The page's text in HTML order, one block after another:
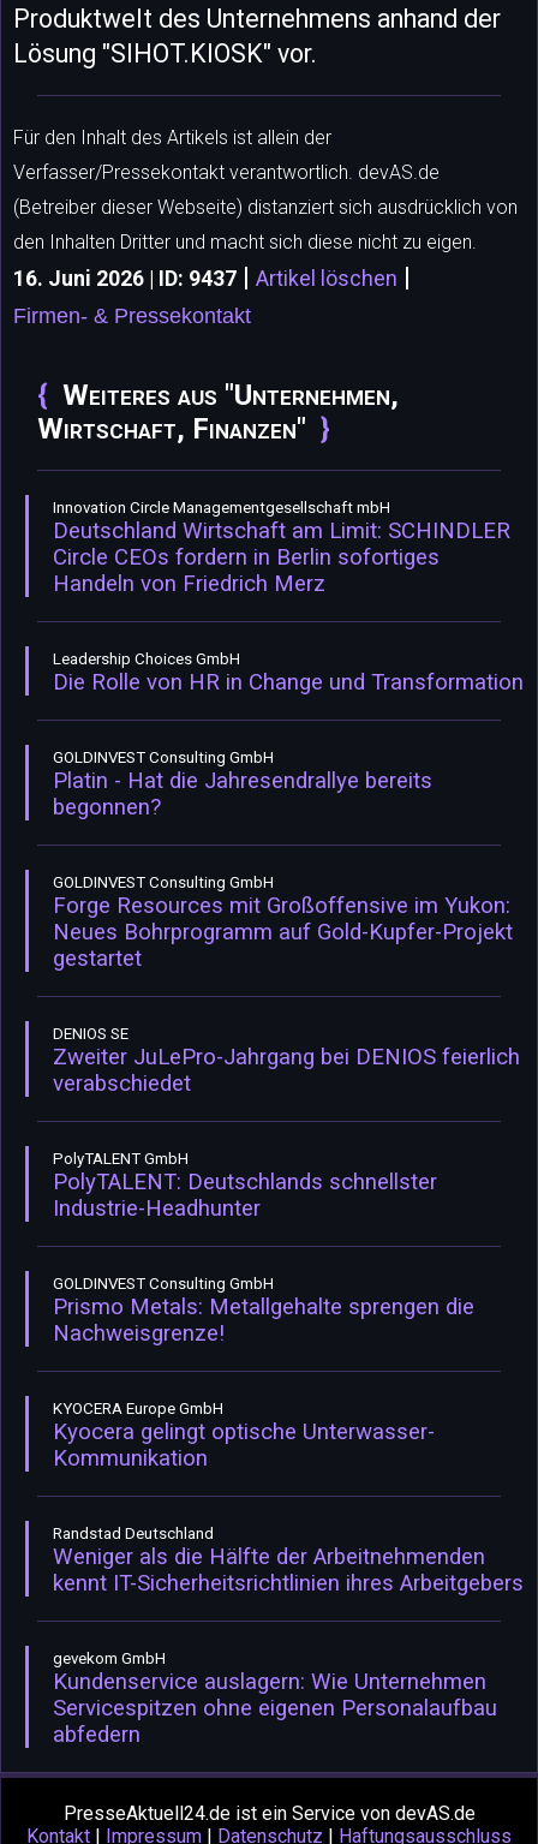
Produktwelt des Unternehmens anhand der
Lösung "SIHOT.KIOSK" vor.
Für den Inhalt des Artikels ist allein der
Verfasser/Pressekontakt verantwortlich. devAS.de
(Betreiber dieser Webseite) distanziert sich ausdrücklich von
den Inhalten Dritter und macht sich diese nicht zu eigen.
16. Juni 2026 | ID: 9437 | Artikel löschen |
Firmen- & Pressekontakt
Weiteres aus "Unternehmen,
Wirtschaft, Finanzen"
Innovation Circle Managementgesellschaft mbH
Deutschland Wirtschaft am Limit: SCHINDLER
Circle CEOs fordern in Berlin sofortiges
Handeln von Friedrich Merz
Leadership Choices GmbH
Die Rolle von HR in Change und Transformation
GOLDINVEST Consulting GmbH
Platin - Hat die Jahresendrallye bereits
begonnen?
GOLDINVEST Consulting GmbH
Forge Resources mit Großoffensive im Yukon:
Neues Bohrprogramm auf Gold-Kupfer-Projekt
gestartet
DENIOS SE
Zweiter JuLePro-Jahrgang bei DENIOS feierlich
verabschiedet
PolyTALENT GmbH
PolyTALENT: Deutschlands schnellster
Industrie-Headhunter
GOLDINVEST Consulting GmbH
Prismo Metals: Metallgehalte sprengen die
Nachweisgrenze!
KYOCERA Europe GmbH
Kyocera gelingt optische Unterwasser-
Kommunikation
Randstad Deutschland
Weniger als die Hälfte der Arbeitnehmenden
kennt IT-Sicherheitsrichtlinien ihres Arbeitgebers
gevekom GmbH
Kundenservice auslagern: Wie Unternehmen
Servicespitzen ohne eigenen Personalaufbau
abfedern
PresseAktuell24.de ist ein Service von devAS.de
Kontakt | Impressum | Datenschutz | Haftungsausschluss